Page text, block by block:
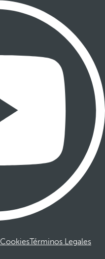
CookiesTérminos Legales